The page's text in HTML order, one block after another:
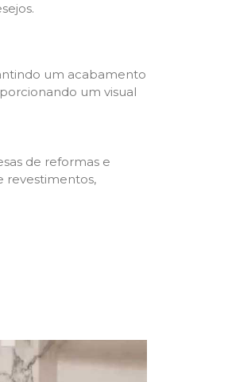
um acabamento
um visual
de reformas e
revestimentos,